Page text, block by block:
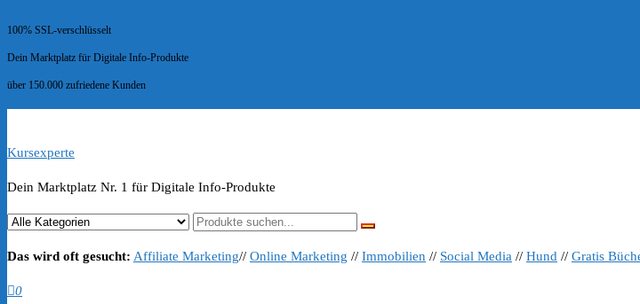
100% SSL-verschlüsselt
Dein Marktplatz für Digitale Info-Produkte
über 150.000 zufriedene Kunden
Kursexperte
Dein Marktplatz Nr. 1 für Digitale Info-Produkte
Das wird oft gesucht: Affiliate Marketing// Online Marketing // Immobilien // Social Media // Hund // Gratis
0